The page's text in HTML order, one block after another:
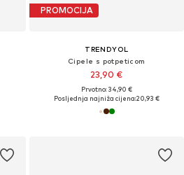
PROMOCIJA
TRENDYOL
Cipele s potpeticom
23,90 €
Prvotno: 34,90 €
Posljednja najniža cijena:20,93 €